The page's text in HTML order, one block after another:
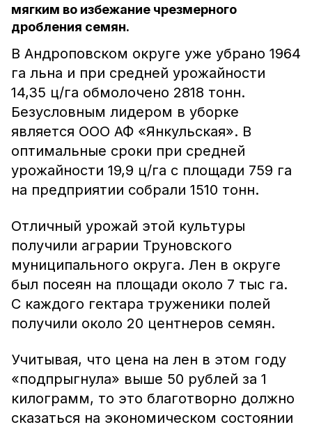
мягким во избежание чрезмерного
дробления семян.
В Андроповском округе уже убрано 1964
га льна и при средней урожайности
14,35 ц/га обмолочено 2818 тонн.
Безусловным лидером в уборке
является ООО АФ «Янкульская». В
оптимальные сроки при средней
урожайности 19,9 ц/га с площади 759 га
на предприятии собрали 1510 тонн.
Отличный урожай этой культуры
получили аграрии Труновского
муниципального округа. Лен в округе
был посеян на площади около 7 тыс га.
С каждого гектара труженики полей
получили около 20 центнеров семян.
Учитывая, что цена на лен в этом году
«подпрыгнула» выше 50 рублей за 1
килограмм, то это благотворно должно
сказаться на экономическом состоянии